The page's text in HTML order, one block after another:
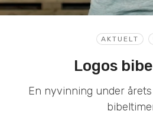
AKTUELT
Logos
En nyvinning under